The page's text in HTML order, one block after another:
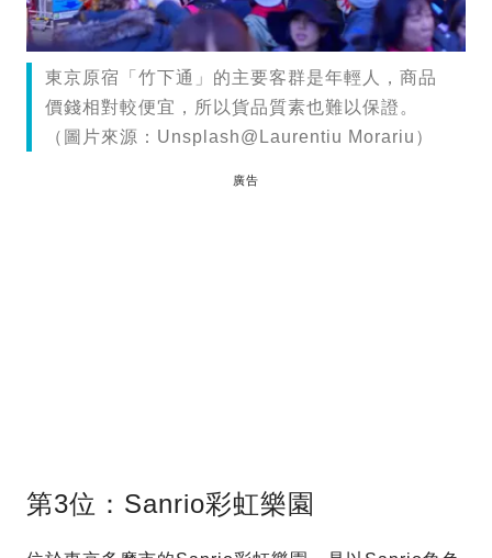
東京原宿「竹下通」的主要客群是年輕人，商品
價錢相對較便宜，所以貨品質素也難以保證。
（圖片來源：Unsplash@Laurentiu Morariu）
廣告
第3位：Sanrio彩虹樂園